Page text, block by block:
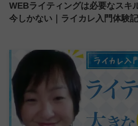
WEBライティングは必要なスキ
今しかない｜ライカレ入門体験記